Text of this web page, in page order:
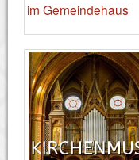
im Gemeindehaus